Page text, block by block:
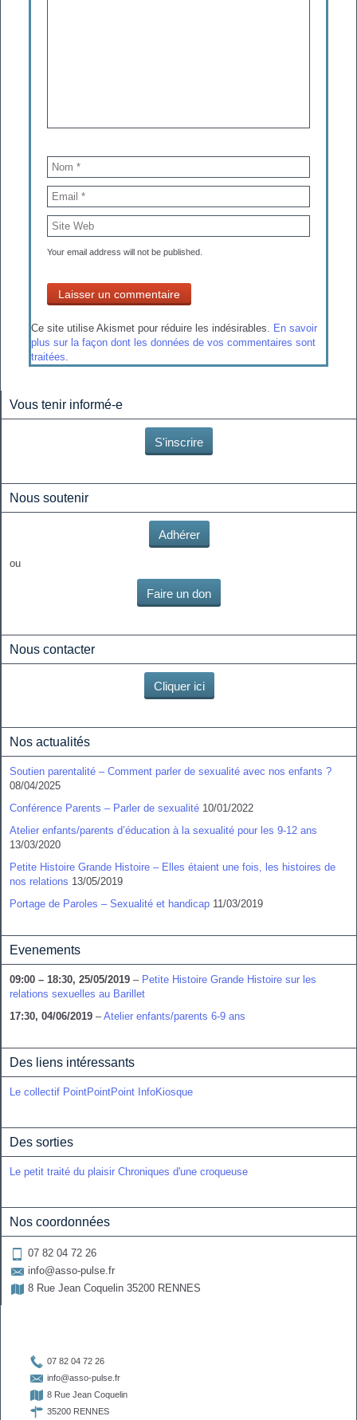
Your email address will not be published.
Ce site utilise Akismet pour réduire les indésirables. En savoir
plus sur la façon dont les données de vos commentaires sont
traitées.
Vous tenir informé-e
S'inscrire
Nous soutenir
Adhérer
ou
Faire un don
Nous contacter
Cliquer ici
Nos actualités
Soutien parentalité – Comment parler de sexualité avec nos enfants ?
08/04/2025
Conférence Parents – Parler de sexualité 10/01/2022
Atelier enfants/parents d’éducation à la sexualité pour les 9-12 ans
13/03/2020
Petite Histoire Grande Histoire – Elles étaient une fois, les histoires de
nos relations 13/05/2019
Portage de Paroles – Sexualité et handicap 11/03/2019
Evenements
09:00 – 18:30, 25/05/2019 – Petite Histoire Grande Histoire sur les
relations sexuelles au Barillet
17:30, 04/06/2019 –Atelier enfants/parents 6-9 ans
Des liens intéressants
Le collectif PointPointPoint InfoKiosque
Des sorties
Le petit traité du plaisir Chroniques d'une croqueuse
Nos coordonnées
07 82 04 72 26
 info@asso-pulse.fr
 8 Rue Jean Coquelin 35200 RENNES
 07 82 04 72 26
 info@asso-pulse.fr
 8 Rue Jean Coquelin
 35200 RENNES